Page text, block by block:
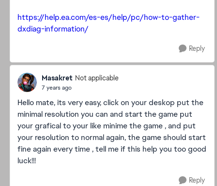
https://help.ea.com/es-es/help/pc/how-to-gather-
dxdiag-information/
Reply
Masakret Not applicable
7 years ago
Hello mate, its very easy, click on your deskop put the
minimal resolution you can and start the game put
your grafical to your like minime the game , and put
your resolution to normal again, the game should start
fine again every time , tell me if this help you too good
luck!!!
Reply